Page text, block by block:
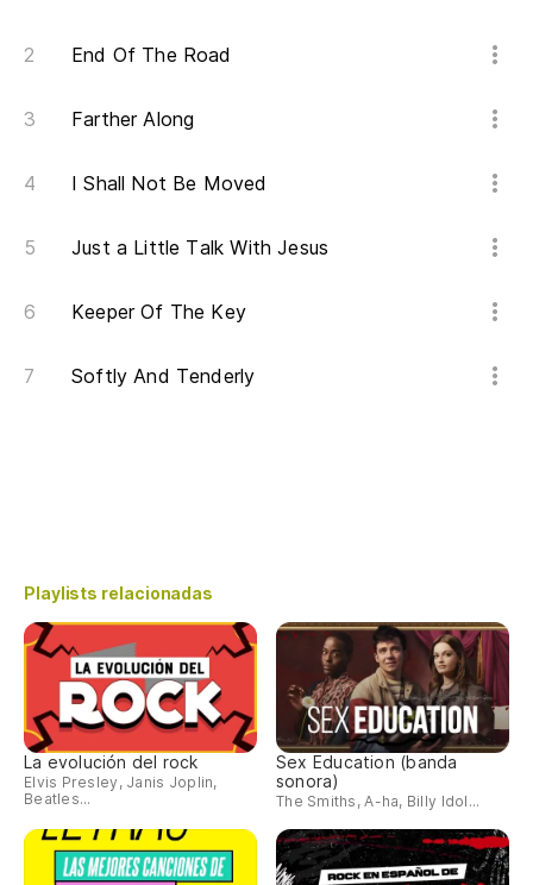
End Of The Road
Farther Along
I Shall Not Be Moved
Just a Little Talk With Jesus
Keeper Of The Key
Softly And Tenderly
Playlists relacionadas
La evolución del rock
Elvis Presley, Janis Joplin,
Beatles...
Sex Education (banda
sonora)
The Smiths, A-ha, Billy Idol...